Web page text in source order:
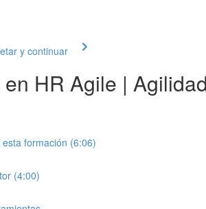
y continuar
HR Agile |
formación (6:06)
(4:00)